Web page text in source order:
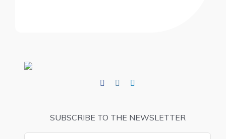
SUBSCRIBE TO THE NEWSLETTER